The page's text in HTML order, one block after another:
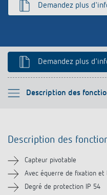
Références
Télérupteur
Demandez plus
Demandez plus
Description des
Veuillez sélectionner
Téléchargements
Produits similaires
Description des
Capteur pivotable
Avec équerre de fixation et
Degré de protection IP 54